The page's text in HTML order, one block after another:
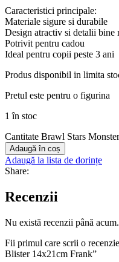
Caracteristici principale:
Materiale sigure si durabile
Design atractiv si detalii bine
Potrivit pentru cadou
Ideal pentru copii peste 3 ani
Produs disponibil in limita
Pretul este pentru o figurina
1 în stoc
Cantitate Brawl Stars
Adaugă în coș
Adaugă la lista de dorințe
Share:
Recenzii
Nu există recenzii până acum.
Fii primul care scrii o
Blister 14x21cm Frank”